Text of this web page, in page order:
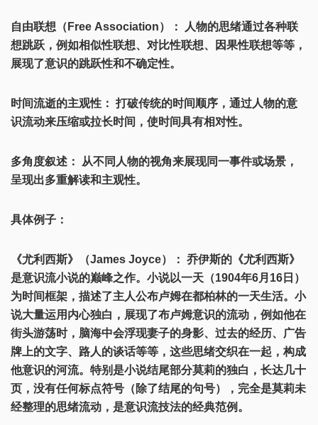
自由联想（Free Association）： 人物的思绪通过各种联
想跳跃，例如相似性联想、对比性联想、因果性联想等等，
展现了意识的跳跃性和不确定性。
时间流逝的主观性： 打破传统的时间顺序，通过人物的意
识流动来压缩或拉长时间，使时间具有相对性。
多角度叙述： 从不同人物的视角来展现同一事件或场景，
呈现出多重解读和主观性。
具体例子：
《尤利西斯》（James Joyce）： 乔伊斯的《尤利西斯》
是意识流小说的巅峰之作。小说以一天（1904年6月16日）
为时间框架，描述了主人公布卢姆在都柏林的一天生活。小
说大量运用内心独白，展现了布卢姆意识的流动，例如他在
街头游荡时，脑海中会浮现妻子的身影、过去的经历、广告
牌上的文字、路人的谈话等等，这些思绪交织在一起，构成
他意识的河流。特别是小说结尾部分莫莉的独白，长达几十
页，没有任何标点符号（除了结尾的句号），完全是莫莉未
经整理的思绪流动，是意识流技法的经典范例。